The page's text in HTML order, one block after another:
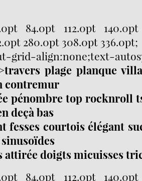
84.0pt 112.0pt
280.0pt 308.0pt 336.0pt;
grid-align:none;text-
travers plage planque
contremur
pénombre top rocknroll
deçà bas
fesses courtois élégant
attirée doigts micuisses
84.0pt 112.0pt